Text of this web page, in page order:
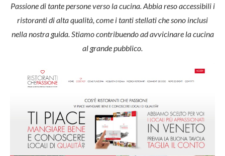
Passione di tante persone verso la cucina. Abbia reso accessibili i
ristoranti di alta qualità, come i tanti stellati che sono inclusi
nella nostra guida. Stiamo contribuendo ad avvicinare la cucina
al grande pubblico.